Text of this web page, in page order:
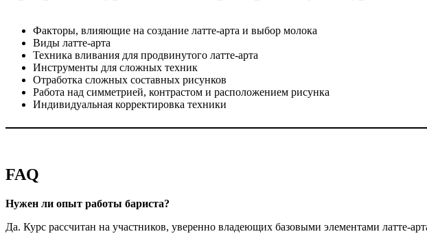
Факторы, влияющие на создание латте-арта и выбор молока
Виды латте-арта
Техника вливания для продвинутого латте-арта
Инструменты для сложных техник
Отработка сложных составных рисунков
Работа над симметрией, контрастом и расположением рисунка
Индивидуальная корректировка техники
FAQ
Нужен ли опыт работы бариста?
Да. Курс рассчитан на участников, уверенно владеющих базовыми элементами латте-